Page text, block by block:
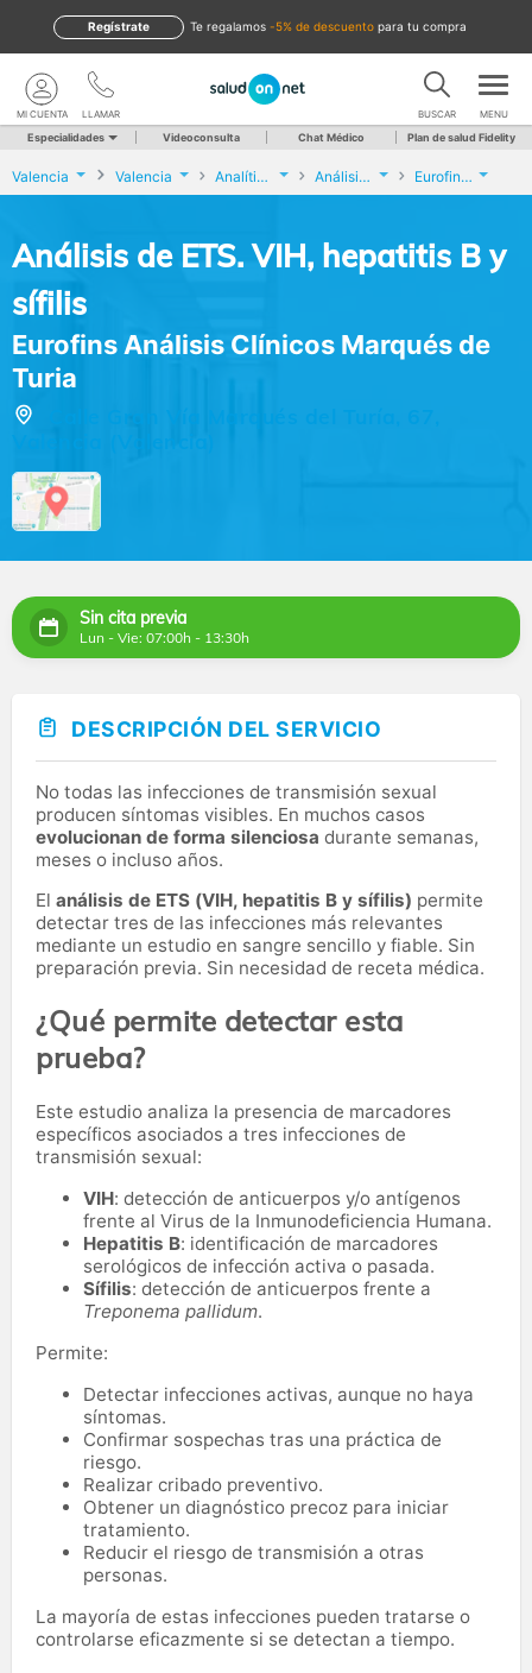
te regalamos -5% de descuento para tu compra
Regístrate
LLAMAR
MI CUENTA BUSCAR MENU
Especialidades Videoconsulta Chat Médico Plan de salud Fidelity
Valencia Valencia Analíticas y Genética Análisis de ETS. VIH, hepatitis B y sífilis Eurofins Análisis Clínicos Marqués de Turia
Análisis de ETS. VIH, hepatitis B y
sífilis
Eurofins Análisis Clínicos Marqués de
Turia
Sin cita previa
Lun - Vie: 07:00h - 13:30h
DESCRIPCIÓN DEL SERVICIO
No todas las infecciones de transmisión sexual
producen síntomas visibles. En muchos casos
evolucionan de forma silenciosa durante semanas,
meses o incluso años.
El análisis de ETS (VIH, hepatitis B y sífilis) permite
detectar tres de las infecciones más relevantes
mediante un estudio en sangre sencillo y fiable. Sin
preparación previa. Sin necesidad de receta médica.
¿Qué permite detectar esta
prueba?
Este estudio analiza la presencia de marcadores
específicos asociados a tres infecciones de
transmisión sexual:
VIH: detección de anticuerpos y/o antígenos
frente al Virus de la Inmunodeficiencia Humana.
Hepatitis B: identificación de marcadores
serológicos de infección activa o pasada.
Sífilis: detección de anticuerpos frente a
Treponema pallidum.
Permite:
Detectar infecciones activas, aunque no haya
síntomas.
Confirmar sospechas tras una práctica de
riesgo.
Realizar cribado preventivo.
Obtener un diagnóstico precoz para iniciar
tratamiento.
Reducir el riesgo de transmisión a otras
personas.
La mayoría de estas infecciones pueden tratarse o
controlarse eficazmente si se detectan a tiempo.